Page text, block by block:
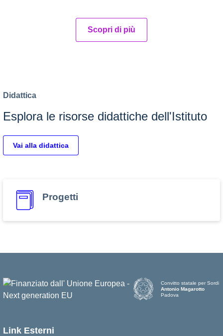
Scopri di più
Didattica
Esplora le risorse didattiche dell'Istituto
Vai alla didattica
Progetti
Convitto statale per Sordi
Antonio Magarotto
Padova
Link Esterni